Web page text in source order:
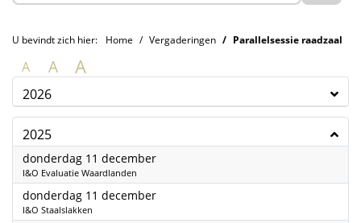
U bevindt zich hier: Home Vergaderingen Parallelsessie raadzaal
A A A
2026
2025
donderdag 11 december2025
I&O Evaluatie Waardlanden
donderdag 11 december2025
I&O Staalslakken